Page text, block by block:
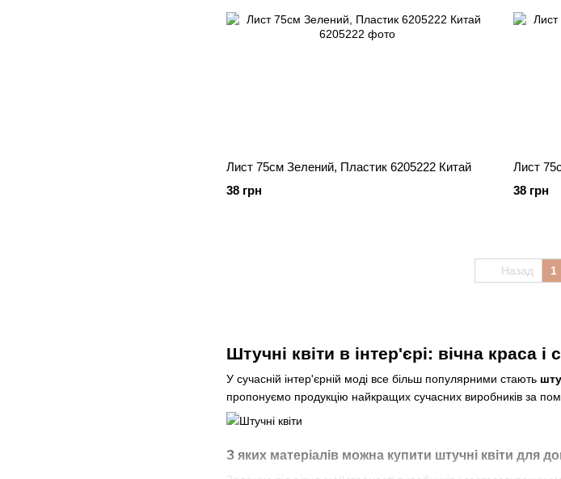
Штучні квіти в інтер'єрі: вічна краса і
У сучасній інтер'єрній моді все більш популярними стають
пропонуємо продукцію найкращих сучасних виробників за
З яких матеріалів можна купити штучні квіти для
Лист 75см Зелений, Пластик 6205222 Китай
38 грн
Лист
38 грн
Назад 1